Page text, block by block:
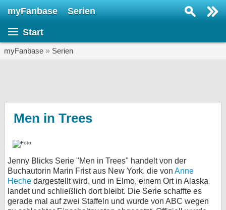
myFanbase Serien
Start
myFanbase » Serien
Men in Trees
Jenny Blicks Serie "Men in Trees" handelt von der
Buchautorin Marin Frist aus New York, die von Anne
Heche dargestellt wird, und in Elmo, einem Ort in Alaska
landet und schließlich dort bleibt. Die Serie schaffte es
gerade mal auf zwei Staffeln und wurde von ABC wegen
Specials
SERVICE
Gewinnspiele